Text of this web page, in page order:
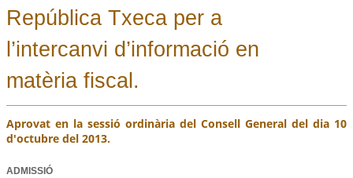
República Txeca per a
l’intercanvi d’informació en
matèria fiscal.
Aprovat en la sessió ordinària del Consell General del dia 10
d'octubre del 2013.
ADMISSIÓ